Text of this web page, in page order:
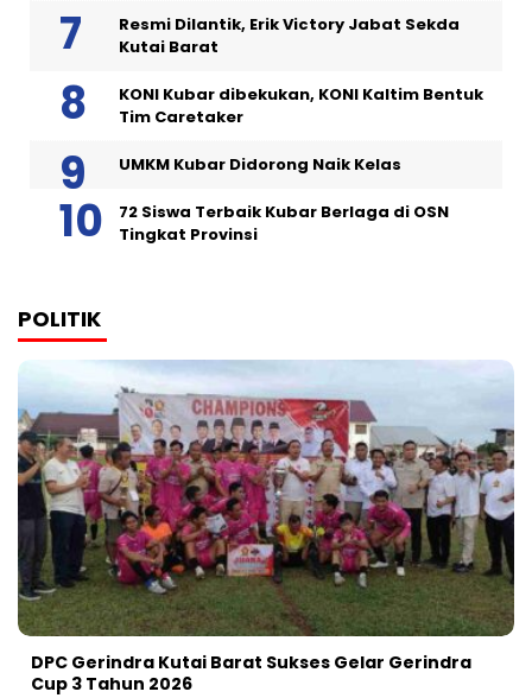
Resmi Dilantik, Erik Victory Jabat Sekda
Kutai Barat
KONI Kubar dibekukan, KONI Kaltim Bentuk
Tim Caretaker
UMKM Kubar Didorong Naik Kelas
72 Siswa Terbaik Kubar Berlaga di OSN
Tingkat Provinsi
POLITIK
DPC Gerindra Kutai Barat Sukses Gelar Gerindra
Cup 3 Tahun 2026